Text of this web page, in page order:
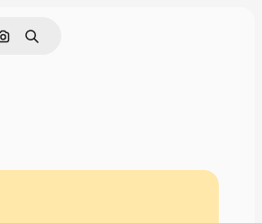
Buscar por imagen
Buscar